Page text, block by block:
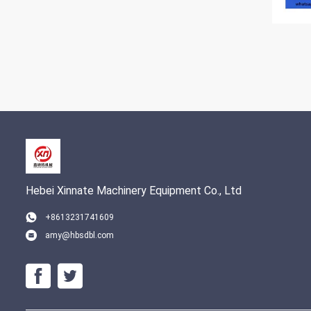
Hebei Xinnate Machinery Equipment Co., Ltd
+8613231741609
amy@hbsdbl.com